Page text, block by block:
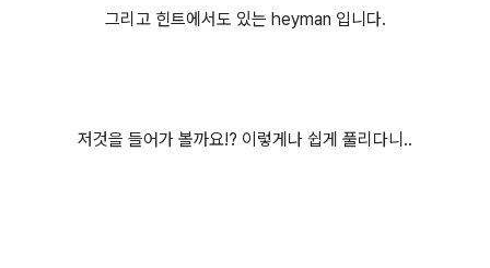
그리고 힌트에서도 있는 heyman 입니다.
저것을 들어가 볼까요!? 이렇게나 쉽게 풀리다니..